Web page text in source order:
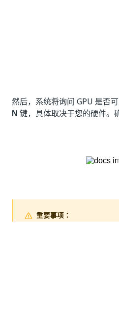
然后，系统将询问 GPU 是否
N 键，具体取决于您的硬件。
重要事项：